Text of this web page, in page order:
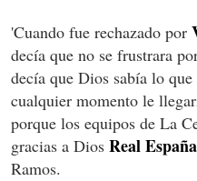
'Cuando fue rechazado por
decía que no se frustrara
decía que Dios sabía lo
cualquier momento le
porque los equipos de La
gracias a Dios Real España
Ramos.